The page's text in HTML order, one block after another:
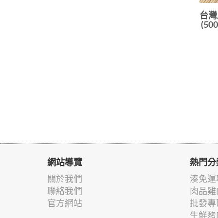
台
網站導覽
關於我們
聯絡我們
官方網站
熱門分
湊免
肉品
批發專
生鮮